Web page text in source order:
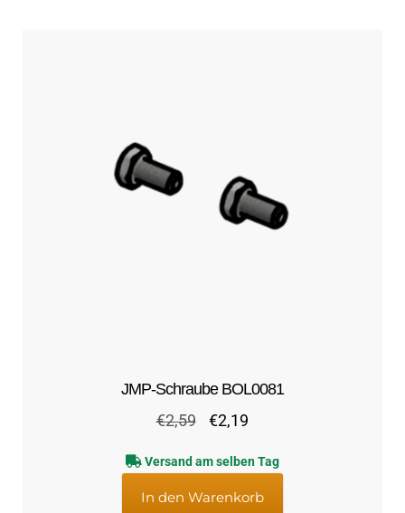
JMP-Schraube BOL0081
€2,59
Ursprünglicher
war:
€2,59
€2,19
ist:
€2,19.
Versand am selben Tag
In den Warenkorb